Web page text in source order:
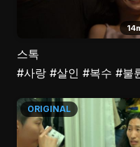
스톡
#사랑 #살인 #복수 #불
ORIGINAL